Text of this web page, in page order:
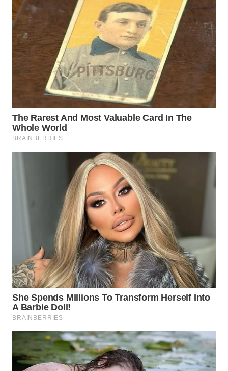
SUKABUMI
PURWAKARTA
WN
PRIANGAN
TIMUR
WN
SEMARANG
MADURA
WN
SURABAYA
WN
NATUNA
WN
BINTAN